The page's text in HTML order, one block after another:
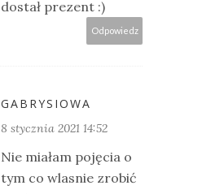
dostał prezent :)
Odpowiedz
GABRYSIOWA
8 stycznia 2021 14:52
Nie miałam pojęcia o
tym co wlasnie zrobić